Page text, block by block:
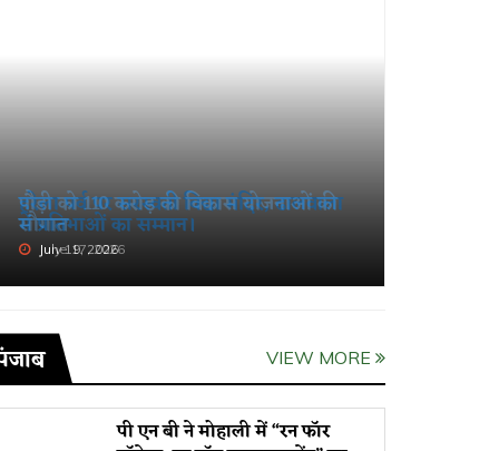
हरेला पर्व पर सरस्वती विद्या मंदिर, ढालवाला
में प्रतिभाओं का सम्मान।
July 19, 2026
VIEW MORE
पी एन बी ने मोहाली में “रन फॉर